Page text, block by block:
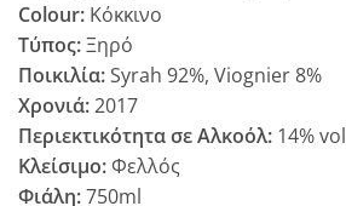
Colour: Κόκκινο
Τύπος:Ξηρό
Ποικιλία:Syrah 92%, Viognier 8%
Χρονιά:2017
Περιεκτικότητα σε Αλκοόλ: 14% vol
Κλείσιμο:Φελλός
Φιάλη:750ml